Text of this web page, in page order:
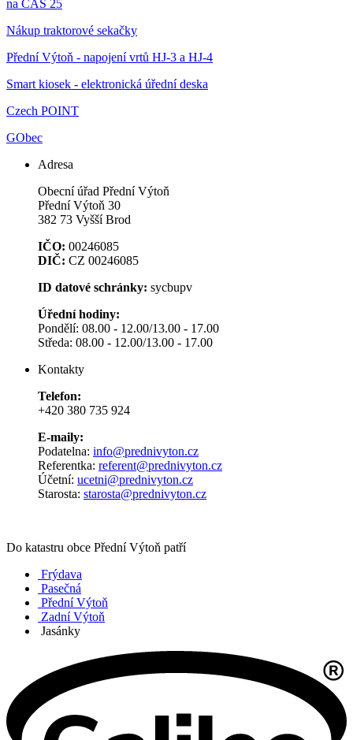
na CAS 25
Nákup traktorové sekačky
Přední Výtoň - napojení vrtů HJ-3 a HJ-4
Smart kiosek - elektronická úřední deska
Czech POINT
GObec
Adresa
Obecní úřad Přední Výtoň
Přední Výtoň 30
382 73 Vyšší Brod
IČO: 00246085
DIČ: CZ 00246085
ID datové schránky: sycbupv
Úřední hodiny:
Pondělí: 08.00 - 12.00/13.00 - 17.00
Středa: 08.00 - 12.00/13.00 - 17.00
Kontakty
Telefon:
+420 380 735 924
E-maily:
Podatelna: info@prednivyton.cz
Referentka: referent@prednivyton.cz
Účetní: ucetni@prednivyton.cz
Starosta: starosta@prednivyton.cz
Do katastru obce Přední Výtoň patří
Frýdava
Pasečná
Přední Výtoň
Zadní Výtoň
Jasánky